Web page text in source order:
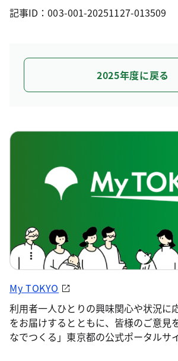
記事ID：003-001-20251127-013509
2025年度に戻る
My TOKYO
利用者一人ひとりの興味関心や状況に
をお届けするとともに、皆様のご意見
なでつくる」東京都の公式ポータルサ